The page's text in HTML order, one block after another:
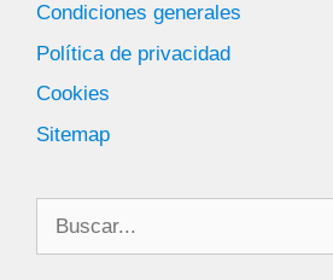
Condiciones generales
Política de privacidad
Cookies
Sitemap